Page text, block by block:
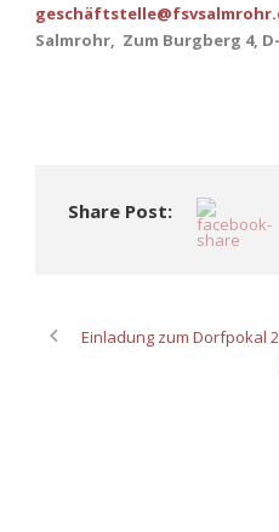
Salmrohr, Zum Burgberg 4,
Share Post:
Einladung zum Dorfpokal